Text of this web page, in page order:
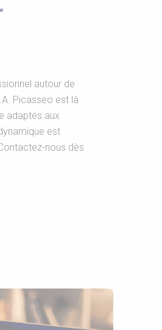
autour de
Picasseo est là
adaptés aux
est
nous dès